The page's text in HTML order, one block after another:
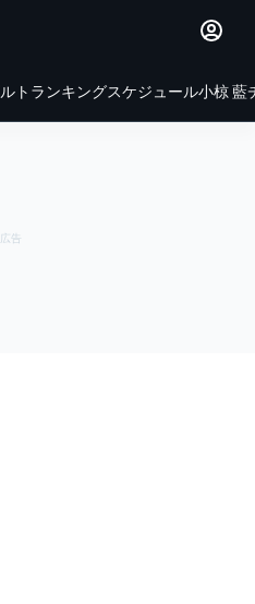
ト ランキングスケジュール小椋 藍